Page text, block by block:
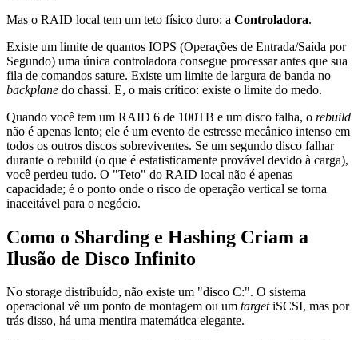
Mas o RAID local tem um teto físico duro: a Controladora.
Existe um limite de quantos IOPS (Operações de Entrada/Saída por
Segundo) uma única controladora consegue processar antes que sua
fila de comandos sature. Existe um limite de largura de banda no
backplane do chassi. E, o mais crítico: existe o limite do medo.
Quando você tem um RAID 6 de 100TB e um disco falha, o rebuild
não é apenas lento; ele é um evento de estresse mecânico intenso em
todos os outros discos sobreviventes. Se um segundo disco falhar
durante o rebuild (o que é estatisticamente provável devido à carga),
você perdeu tudo. O "Teto" do RAID local não é apenas
capacidade; é o ponto onde o risco de operação vertical se torna
inaceitável para o negócio.
Como o Sharding e Hashing Criam a
Ilusão de Disco Infinito
No storage distribuído, não existe um "disco C:". O sistema
operacional vê um ponto de montagem ou um targetiSCSI, mas por
trás disso, há uma mentira matemática elegante.